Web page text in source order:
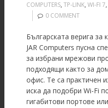
COMPUTERS, TP-LINK, WI-FI 7,
0 COMMENT
Българската верига за
JAR Computers пусна
за избрани мрежови
подходящи както за
офис. Те са практичен
иска да подобри Wi-Fi
гигабитови портове